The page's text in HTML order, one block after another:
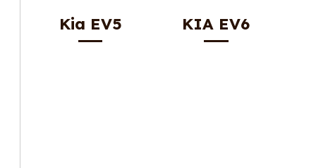
Kia EV5 KIA EV6